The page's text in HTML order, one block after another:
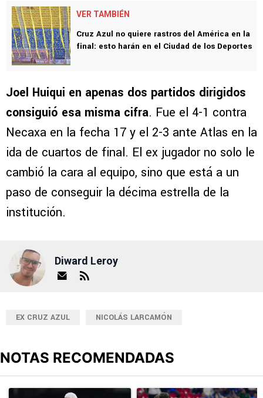
VER TAMBIÉN
Cruz Azul no quiere rastros del América en la
final: esto harán en el Ciudad de los Deportes
Joel Huiqui en apenas dos partidos dirigidos
consiguió esa misma cifra. Fue el 4-1 contra
Necaxa en la fecha 17 y el 2-3 ante Atlas en la
ida de cuartos de final. El ex jugador no solo le
cambió la cara al equipo, sino que está a un
paso de conseguir la décima estrella de la
institución.
Diward Leroy
EX CRUZ AZUL NICOLÁS LARCAMÓN
NOTAS RECOMENDADAS
Un artículo de tendencia con el título "Revelan un detalle clave
Un artículo de tendencia con el